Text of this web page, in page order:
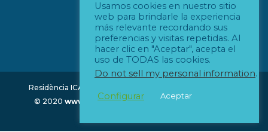
Residència ICAD - Institut Catalá d'Assisténcia Domiciliária
© 2020www.icad.cat| Diseño y desarrollo:
Usamos cookies en nuestro sitio
web para brindarle la experiencia
más relevante recordando sus
preferencias y visitas repetidas. Al
hacer clic en "Aceptar", acepta el
uso de TODAS las cookies.
Do not sell my personal information.
Configurar Aceptar